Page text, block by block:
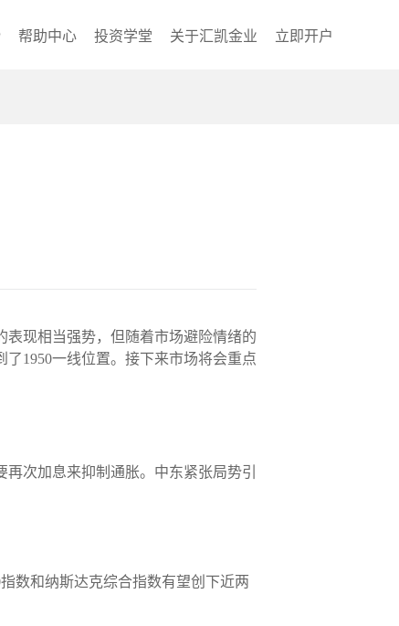
帮助中心 投资学堂 关于汇凯金业 立即开户
表现相当强势，但随着市场避险情绪的
1950一线位置。接下来市场将会重点
次加息来抑制通胀。中东紧张局势引
数和纳斯达克综合指数有望创下近两